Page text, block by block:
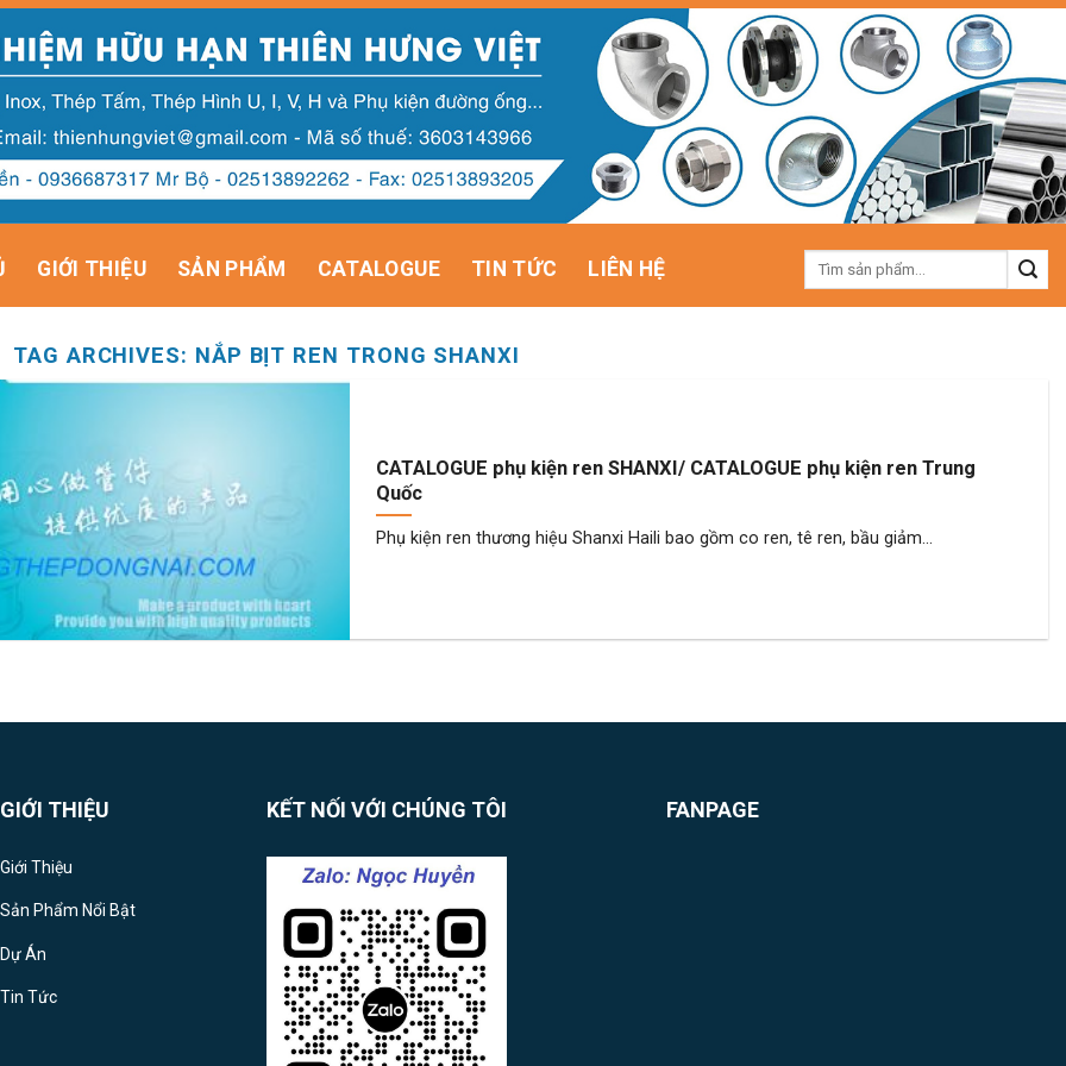
GIỚI THIỆU SẢN PHẨM CATALOGUE TIN TỨC LIÊN HỆ
Tìm
TAG ARCHIVES: NẮP BỊT REN TRONG SHANXI
CATALOGUE phụ kiện ren SHANXI/ CATALOGUE phụ kiện ren Trung
Quốc
Phụ kiện ren thương hiệu Shanxi Haili bao gồm co ren, tê ren, bầu giảm...
GIỚI THIỆU
Giới Thiệu
Sản Phẩm Nổi Bật
Dự Án
Tin Tức
KẾT NỐI VỚI CHÚNG TÔI FANPAGE